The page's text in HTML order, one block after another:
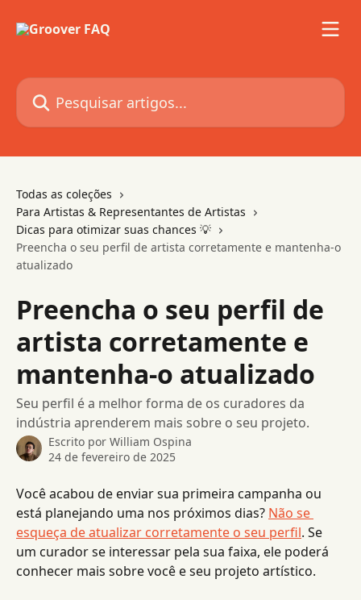
Pesquisar artigos...
Todas as coleções
Para Artistas & Representantes de Artistas
Dicas para otimizar suas chances 💡
Preencha o seu perfil de artista corretamente e mantenha-o
atualizado
Preencha o seu perfil de
artista corretamente e
mantenha-o atualizado
Seu perfil é a melhor forma de os curadores da
indústria aprenderem mais sobre o seu projeto.
Escrito por William Ospina
24 de fevereiro de 2025
Você acabou de enviar sua primeira campanha ou
está planejando uma nos próximos dias? Não se
esqueça de atualizar corretamente o seu perfil. Se
um curador se interessar pela sua faixa, ele poderá
conhecer mais sobre você e seu projeto artístico.